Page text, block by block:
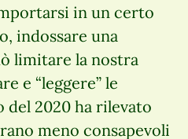
in un certo
indossare una
limitare la nostra
e “leggere” le
2020 ha rilevato
meno consapevoli